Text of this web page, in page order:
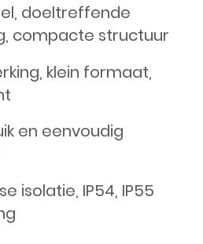
doeltreffende
compacte structuur
klein formaat,
en eenvoudig
isolatie, IP54, IP55